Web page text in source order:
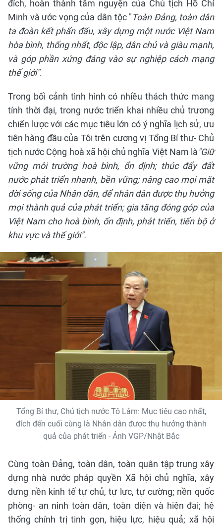
đích, hoàn thành tâm nguyện của Chủ tịch Hồ Chí
Minh và ước vọng của dân tộc "Toàn Đảng, toàn dân
ta đoàn kết phấn đấu, xây dựng một nước Việt Nam
hòa bình, thống nhất, độc lập, dân chủ và giàu mạnh,
và góp phần xứng đáng vào sự nghiệp cách mạng
thế giới".
Trong bối cảnh tình hình có nhiều thách thức mang
tính thời đại, trong nước triển khai nhiều chủ trương
chiến lược với các mục tiêu lớn có ý nghĩa lịch sử, ưu
tiên hàng đầu của Tôi trên cương vị Tổng Bí thư- Chủ
tịch nước Cộng hoà xã hội chủ nghĩa Việt Nam là"Giữ
vững môi trường hoà bình, ổn định; thúc đẩy đất
nước phát triển nhanh, bền vững; nâng cao mọi mặt
đời sống của Nhân dân, để nhân dân được thụ hưởng
mọi thành quả của phát triển; gia tăng đóng góp của
Việt Nam cho hoà bình, ổn định, phát triển, tiến bộ ở
khu vực và thế giới".
Tổng Bí thư, Chủ tịch nước Tô Lâm: Mục tiêu cao nhất,
đích đến cuối cùng là Nhân dân được thụ hưởng thành
quả của phát triển - Ảnh VGP/Nhật Bắc
Cùng toàn Đảng, toàn dân, toàn quân tập trung xây
dựng nhà nước pháp quyền Xã hội chủ nghĩa, xây
dựng nền kinh tế tự chủ, tự lực, tự cường; nền quốc
phòng- an ninh toàn dân, toàn diện và hiện đại; hệ
thống chính trị tinh gọn, hiệu lực, hiệu quả; xã hội